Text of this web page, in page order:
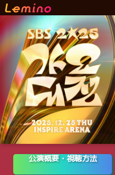
公演概要・視聴方法